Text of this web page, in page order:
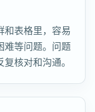
和表格里，容易
难等问题。问题
核对和沟通。